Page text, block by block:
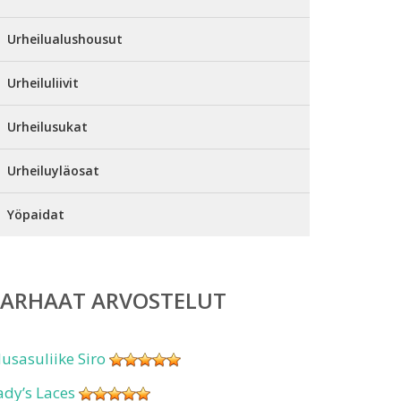
Urheilualushousut
Urheiluliivit
Urheilusukat
Urheiluyläosat
Yöpaidat
ARVOSTELUT
Siro
Laces